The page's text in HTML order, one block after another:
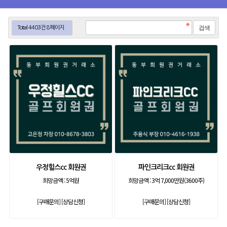
Total 4403건 8 페이지
우정힐스cc 회원권
희망금액 :5억원
[구매문의][상담신청]
파인크리크cc 회원권
희망금액 :3억 7,000만원(3600주)
[구매문의][상담신청]